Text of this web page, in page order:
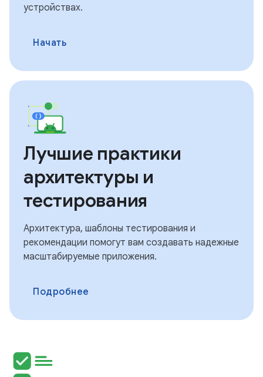
устройствах.
Начать
Лучшие практики
архитектуры и
тестирования
Архитектура, шаблоны тестирования и
рекомендации помогут вам создавать надежные
масштабируемые приложения.
Подробнее